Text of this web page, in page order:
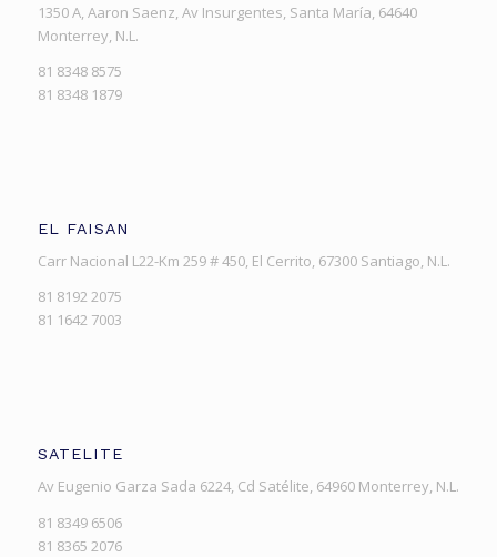
1350 A, Aaron Saenz, Av Insurgentes, Santa María, 64640
Monterrey, N.L.
81 8348 8575
81 8348 1879
EL FAISAN
Carr Nacional L22-Km 259 # 450, El Cerrito, 67300 Santiago, N.L.
81 8192 2075
81 1642 7003
SATELITE
Av Eugenio Garza Sada 6224, Cd Satélite, 64960 Monterrey, N.L.
81 8349 6506
81 8365 2076